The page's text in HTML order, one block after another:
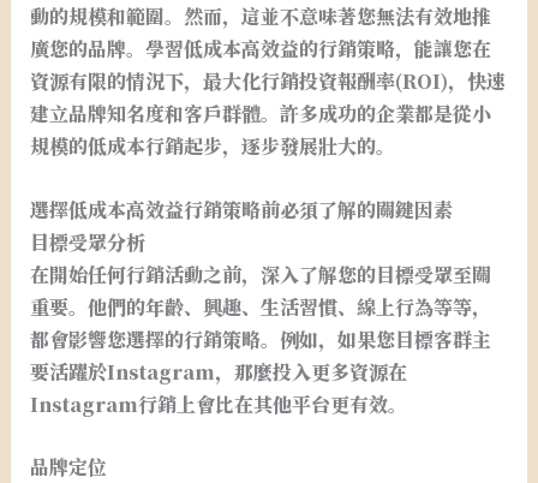
動的規模和範圍。然而，這並不意味著您無法有效地推
廣您的品牌。學習低成本高效益的行銷策略，能讓您在
資源有限的情況下，最大化行銷投資報酬率(ROI)，快速
建立品牌知名度和客戶群體。許多成功的企業都是從小
規模的低成本行銷起步，逐步發展壯大的。
選擇低成本高效益行銷策略前必須了解的關鍵因素
目標受眾分析
在開始任何行銷活動之前，深入了解您的目標受眾至關
重要。他們的年齡、興趣、生活習慣、線上行為等等，
都會影響您選擇的行銷策略。例如，如果您目標客群主
要活躍於Instagram，那麼投入更多資源在
Instagram行銷上會比在其他平台更有效。
品牌定位